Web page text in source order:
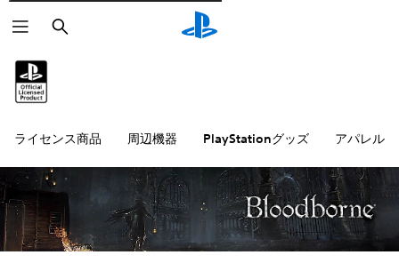
検
索
ライセンス商品 周辺機器 PlayStationグッズ アパレル